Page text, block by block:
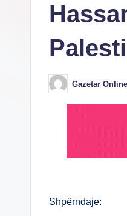
Posted
by
Gazetar Online
Shpërndaje: